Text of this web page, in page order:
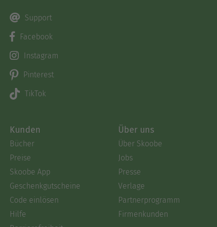
Support
Facebook
Instagram
Pinterest
TikTok
Kunden
Bücher
Preise
Skoobe App
Geschenkgutscheine
Code einlösen
Hilfe
Über uns
Über Skoobe
Jobs
Presse
Verlage
Partnerprogramm
Firmenkunden